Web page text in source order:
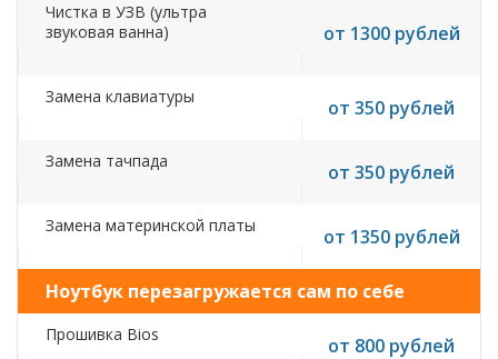
Чистка в УЗВ (ультра
звуковая ванна)
от 1300 рублей
Замена клавиатуры от 350 рублей
Замена тачпада от 350 рублей
Замена материнской платы от 1350 рублей
Ноутбук перезагружается сам по себе
Прошивка Bios от 800 рублей